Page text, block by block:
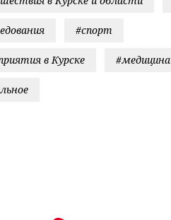
#спорт
в Курске #медицина